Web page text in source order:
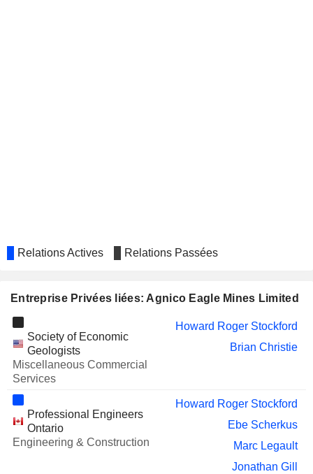
ROGERS COMMUNICATIONS
INC.
Robert Gemmell
WESDOME GOLD MINES LTD.
Louise Grondin
LUNDIN MINING CORPORATION
Natasha Vaz
IAMGOLD CORPORATION
PMET RESOURCES
INC.
Frédéric Mercier-Langevin
FRONTLINE GOLD
CORPORATION
James Atkinson
Nancy Guay
Relations Actives Relations Passées
Entreprise Privées liées: Agnico Eagle Mines Limited
Society of Economic
Geologists
Miscellaneous Commercial
Services
Howard Roger Stockford
Brian Christie
Professional Engineers
Ontario
Engineering & Construction
Howard Roger Stockford
Ebe Scherkus
Marc Legault
Jonathan Gill